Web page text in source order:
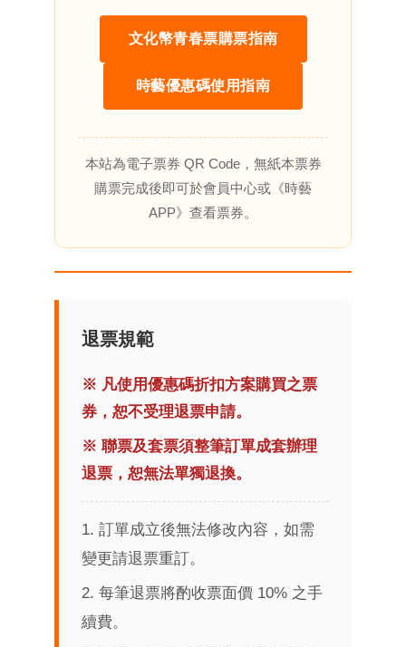
文化幣青春票購票指南
時藝優惠碼使用指南
本站為電子票券 QR Code，無紙本票券
購票完成後即可於會員中心或《時藝
APP》查看票券。
退票規範
※ 凡使用優惠碼折扣方案購買之票
券，恕不受理退票申請。
※ 聯票及套票須整筆訂單成套辦理
退票，恕無法單獨退換。
1. 訂單成立後無法修改內容，如需
變更請退票重訂。
2. 每筆退票將酌收票面價 10% 之手
續費。